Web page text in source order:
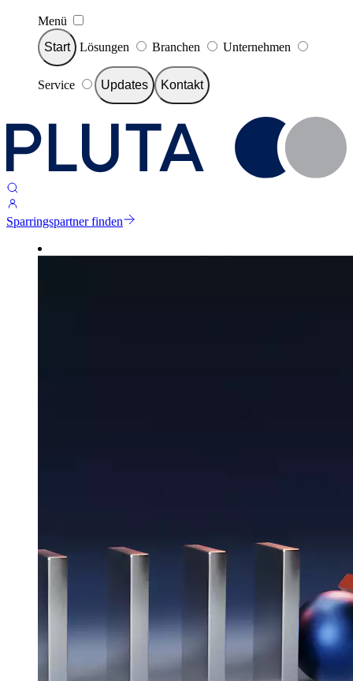
Menü
Start
Lösungen Branchen Unternehmen
Service Updates Kontakt
Sparringspartner finden